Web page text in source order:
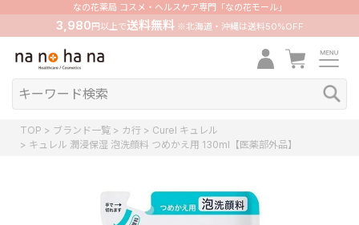
なの花薬局 コスメ・ヘルスケア専門「なの花モール」
3,980 円以上で送料無料※北海道・沖縄は送料50%OFF
TOP ブランド一覧 カ行
Curel キュレル
キュレル 潤浸保湿 泡洗顔料 つめかえ用 130ml【医薬部外品】